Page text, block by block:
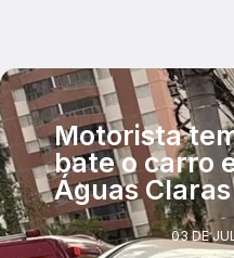
Motorista
bate o carro
Águas Claras
03 DE